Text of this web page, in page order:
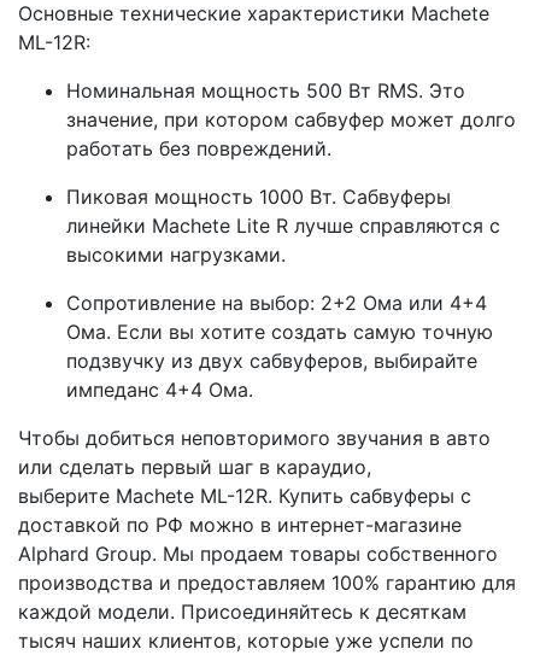
Основные технические характеристики Machete
ML-12R:
Номинальная мощность 500 Вт RMS. Это
значение, при котором сабвуфер может долго
работать без повреждений.
Пиковая мощность 1000 Вт. Сабвуферы
линейки Machete Lite R лучше справляются с
высокими нагрузками.
Сопротивление на выбор: 2+2 Ома или 4+4
Ома. Если вы хотите создать самую точную
подзвучку из двух сабвуферов, выбирайте
импеданс 4+4 Ома.
Чтобы добиться неповторимого звучания в авто
или сделать первый шаг в караудио,
выберите Machete ML-12R. Купить сабвуферы с
доставкой по РФ можно в интернет-магазине
Alphard Group. Мы продаем товары собственного
производства и предоставляем 100% гарантию для
каждой модели. Присоединяйтесь к десяткам
тысяч наших клиентов, которые уже успели по